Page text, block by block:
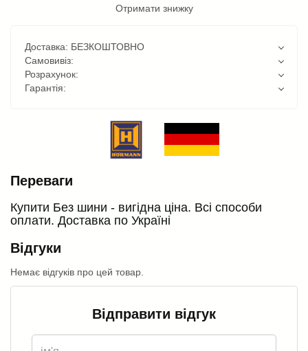
Отримати знижку
Доставка: БЕЗКОШТОВНО
Самовивіз:
Розрахунок:
Гарантія:
Переваги
Купити Без шини - вигідна ціна. Всі способи
оплати. Доставка по Україні
Відгуки
Немає відгуків про цей товар.
Відправити відгук